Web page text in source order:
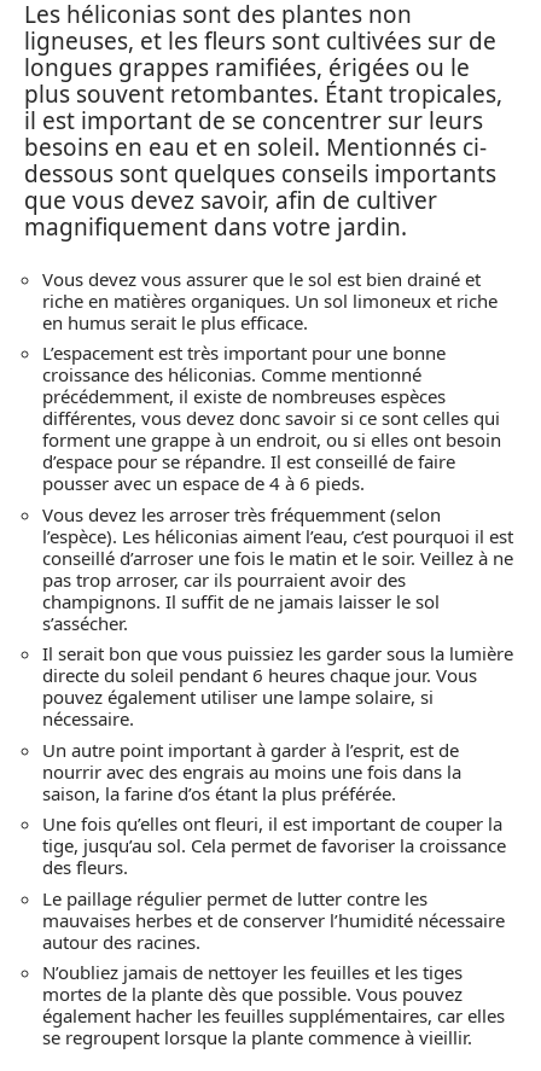
Les héliconias sont des plantes non
ligneuses, et les fleurs sont cultivées sur de
longues grappes ramifiées, érigées ou le
plus souvent retombantes. Étant tropicales,
il est important de se concentrer sur leurs
besoins en eau et en soleil. Mentionnés ci-
dessous sont quelques conseils importants
que vous devez savoir, afin de cultiver
magnifiquement dans votre jardin.
Vous devez vous assurer que le sol est bien drainé et
riche en matières organiques. Un sol limoneux et riche
en humus serait le plus efficace.
L’espacement est très important pour une bonne
croissance des héliconias. Comme mentionné
précédemment, il existe de nombreuses espèces
différentes, vous devez donc savoir si ce sont celles qui
forment une grappe à un endroit, ou si elles ont besoin
d’espace pour se répandre. Il est conseillé de faire
pousser avec un espace de 4 à 6 pieds.
Vous devez les arroser très fréquemment (selon
l’espèce). Les héliconias aiment l’eau, c’est pourquoi il est
conseillé d’arroser une fois le matin et le soir. Veillez à ne
pas trop arroser, car ils pourraient avoir des
champignons. Il suffit de ne jamais laisser le sol
s’assécher.
Il serait bon que vous puissiez les garder sous la lumière
directe du soleil pendant 6 heures chaque jour. Vous
pouvez également utiliser une lampe solaire, si
nécessaire.
Un autre point important à garder à l’esprit, est de
nourrir avec des engrais au moins une fois dans la
saison, la farine d’os étant la plus préférée.
Une fois qu’elles ont fleuri, il est important de couper la
tige, jusqu’au sol. Cela permet de favoriser la croissance
des fleurs.
Le paillage régulier permet de lutter contre les
mauvaises herbes et de conserver l’humidité nécessaire
autour des racines.
N’oubliez jamais de nettoyer les feuilles et les tiges
mortes de la plante dès que possible. Vous pouvez
également hacher les feuilles supplémentaires, car elles
se regroupent lorsque la plante commence à vieillir.